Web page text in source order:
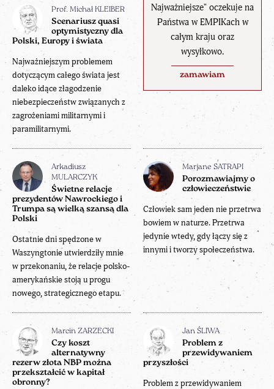
Najważniejsze" oczekuje na
Państwa w EMPIKach w
całym kraju oraz
wysyłkowo.
zamawiam
Prof. Michał KLEIBER
Scenariusz quasi
optymistyczny dla
Polski, Europy i świata
Najważniejszym problemem
dotyczącym całego świata jest
daleko idące złagodzenie
niebezpieczeństw związanych z
zagrożeniami militarnymi i
paramilitarnymi.
Arkadiusz
MULARCZYK
Świetne relacje
prezydentów Nawrockiego i
Trumpa są wielką szansą dla
Polski
Ostatnie dni spędzone w
Waszyngtonie utwierdziły mnie
w przekonaniu, że relacje polsko-
amerykańskie stoją u progu
nowego, strategicznego etapu.
Marjane SATRAPI
Porozmawiajmy o
człowieczeństwie
Człowiek sam jeden nie przetrwa
bowiem w naturze. Przetrwa
jedynie wtedy, gdy łączy się z
innymi i tworzy społeczeństwa.
Marcin ZARZECKI
Czy koszt
alternatywny
rezerw złota NBP można
przekształcić w kapitał
obronny?
Jan ŚLIWA
Problem z
przewidywaniem
przyszłości
Problem z przewidywaniem